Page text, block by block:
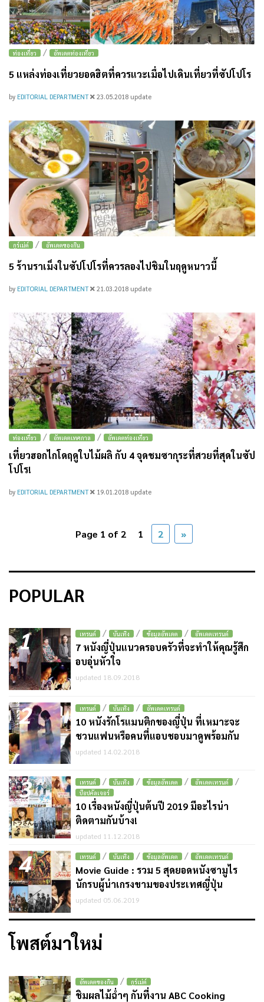
ท่องเที่ยว / อัพเดตท่องเที่ยว
5 แหล่งท่องเที่ยวยอดฮิตที่ควรแวะเมื่อไปเดินเที่ยวที่ซัปโปโร
by EDITORIAL DEPARTMENT 23.05.2018 update
กูร์เม่ต์ / อัพเดตของกิน
5 ร้านราเม็งในซัปโปโรที่ควรลองไปชิมในฤดูหนาวนี้
by EDITORIAL DEPARTMENT 21.03.2018 update
ท่องเที่ยว / อัพเดตเทศกาล / อัพเดตท่องเที่ยว
เที่ยวฮอกไกโดฤดูใบไม้ผลิ กับ 4 จุดชมซากุระที่สวยที่สุดในซัป
โปโร!
by EDITORIAL DEPARTMENT 19.01.2018 update
Page 1 of 2 1 2 »
POPULAR
1 เทรนด์ / บันเทิง / ข้อมูลอัพเดต / อัพเดตเทรนด์
7 หนังญี่ปุ่นแนวครอบครัวที่จะทำให้คุณรู้สึก
อบอุ่นหัวใจ
updated 18.09.2018
2 เทรนด์ / บันเทิง / อัพเดตเทรนด์
10 หนังรักโรแมนติกของญี่ปุ่น ที่เหมาะจะ
ชวนแฟนหรือคนที่แอบชอบมาดูพร้อมกัน
updated 14.02.2018
3 เทรนด์ / บันเทิง / ข้อมูลอัพเดต / อัพเดตเทรนด์ /
ป๊อปคัลเจอร์
10 เรื่องหนังญี่ปุ่นต้นปี 2019 มีอะไรน่า
ติดตามกันบ้าง!
updated 11.12.2018
4 เทรนด์ / บันเทิง / ข้อมูลอัพเดต / อัพเดตเทรนด์
Movie Guide : รวม 5 สุดยอดหนังซามูไร
นักรบผู้น่าเกรงขามของประเทศญี่ปุ่น
updated 05.06.2019
โพสต์มาใหม่
อัพเดตของกิน / กูร์เม่ต์
ชิมผลไม้ฉ่ำๆ กันที่งาน ABC Cooking